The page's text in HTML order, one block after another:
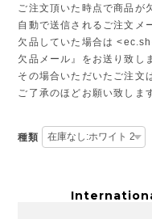
ご注文頂いた時点で商品が
自動で送信されるご注文メ
欠品していた場合は <
欠品メール』をお送り致し
その場合いただいたご注文
ご了承のほどお願い致しま
種類